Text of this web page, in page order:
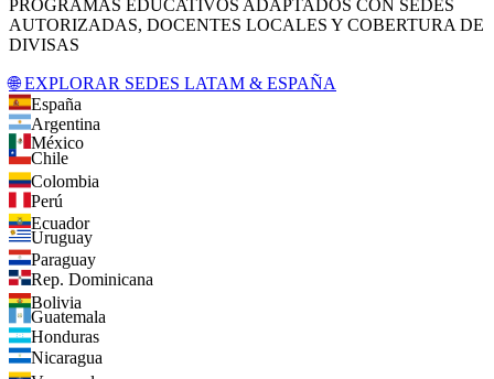
PROGRAMAS EDUCATIVOS ADAPTADOS CON SEDES
AUTORIZADAS, DOCENTES LOCALES Y COBERTURA DE
DIVISAS
🌐 EXPLORAR SEDES LATAM & ESPAÑA
España
Argentina
México
Chile
Colombia
Perú
Ecuador
Uruguay
Paraguay
Rep. Dominicana
Bolivia
Guatemala
Honduras
Nicaragua